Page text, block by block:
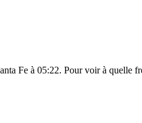
Fe à 05:22. Pour voir à quelle